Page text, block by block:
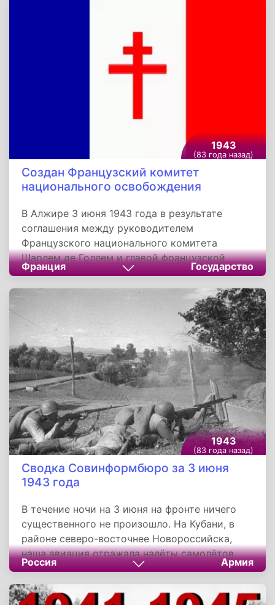
1943
(83 года назад)
Создан Французский комитет
национального освобождения
В Алжире 3 июня 1943 года в результате
соглашения между руководителем
Французского национального комитета
Шарлем де Голлем и главой французской
администрации и командующим армией в
Северной Африке Анри Жиро, создан орган
Французский комитет национального
освобождения.
Франция Государство
1943
(83 года назад)
Сводка Совинформбюро за 3 июня
1943 года
В течение ночи на 3 июня на фронте ничего
существенного не произошло. На Кубани, в
районе северо-восточнее Новороссийска,
наша авиация отражала налёты самолётов
противника. B течение вчерашнего дня в
воздушных боях и огнём зенитной артиллерии
на этом участке фронта сбито 37 немецких
Россия Армия